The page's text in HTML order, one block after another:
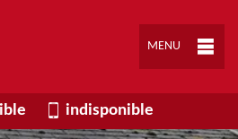
MENU
indisponible